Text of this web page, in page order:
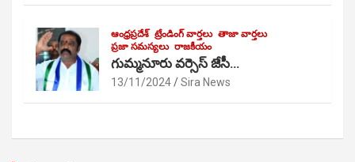
ఆంధ్రప్రదేశ్ ట్రేండింగ్ వార్తలు తాజా వార్తలు
ప్రజా సమస్యలు రాజకీయం
గుమ్మనూరు వర్సెస్ జేసీ…
13/11/2024 Sira News